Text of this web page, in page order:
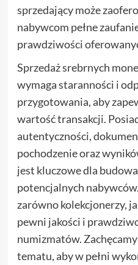
sprzedający może
nabywcom pełne
prawdziwości
Sprzedaż srebrnych
wymaga staranności i
przygotowania, aby
wartość transakcji.
autentyczności,
pochodzenie oraz
jest kluczowe dla
potencjalnych
zarówno kolekcjonerzy,
pewni jakości i
numizmatów.
tematu, aby w pełni